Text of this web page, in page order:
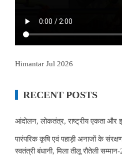
Himantar Jul 2026
RECENT POSTS
आंदोलन, लोकतंत्र, राष्ट्रीय एकता और
पारंपरिक कृषि एवं पहाड़ी अनाजों के
स्वतंत्री बंधानी, मिला तीलू रौतेली